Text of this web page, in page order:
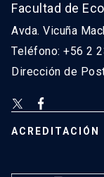
Facultad de
Avda. Vicuña
Teléfono: +56 2
Dirección de
ACREDITACIÓN